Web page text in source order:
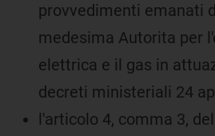
provvedimenti emanati
medesima Autorita per
elettrica e il gas in
decreti ministeriali 24
l'articolo 4, comma 3,